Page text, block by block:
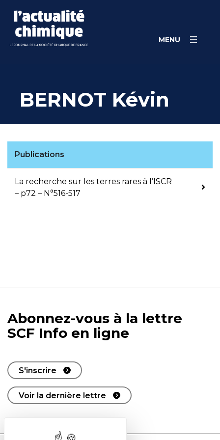
content
MENU
BERNOT Kévin
Publications
La recherche sur les terres rares à l’ISCR
– p72 – N°516-517
Abonnez-vous à la lettre
SCF Info en ligne
S'inscrire
Voir la dernière lettre